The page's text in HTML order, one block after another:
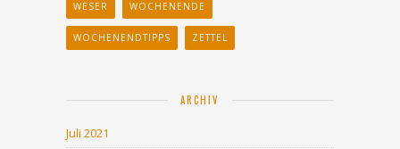
WESER WOCHENENDE
WOCHENENDTIPPS ZETTEL
ARCHIV
Juli 2021